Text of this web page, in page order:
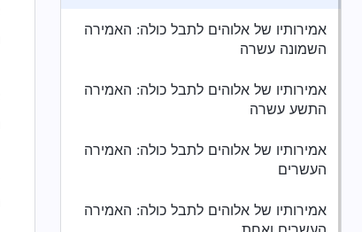
אמירותיו של אלוהים לתבל כולה: האמירה
השמונה עשרה
אמירותיו של אלוהים לתבל כולה: האמירה
התשע עשרה
אמירותיו של אלוהים לתבל כולה: האמירה
העשרים
אמירותיו של אלוהים לתבל כולה: האמירה